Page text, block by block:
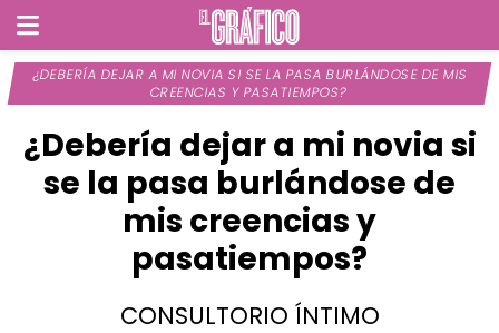
¿DEBERÍA DEJAR A MI NOVIA SI SE LA PASA BURLÁNDOSE DE MIS
CREENCIAS Y PASATIEMPOS?
¿Debería dejar a mi novia si
se la pasa burlándose de
mis creencias y
pasatiempos?
CONSULTORIO ÍNTIMO